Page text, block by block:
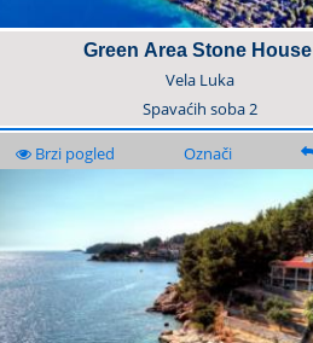
Green Area Stone House
Vela Luka
Spavaćih soba2
Brzi pogled Označi